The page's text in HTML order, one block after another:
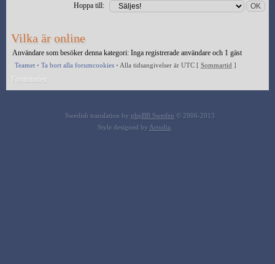
Hoppa till:
Vilka är online
Användare som besöker denna kategori: Inga registrerade användare och 1 gäst
Teamet • Ta bort alla forumcookies • Alla tidsangivelser är UTC [ Sommartid ]
Forumindex
Swedish translation by phpBB Sweden © 2006-2013
Style designed by Artodia